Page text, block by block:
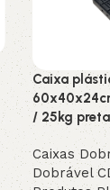
Caixa
/ 25kg preta
Caixas
Dobrável